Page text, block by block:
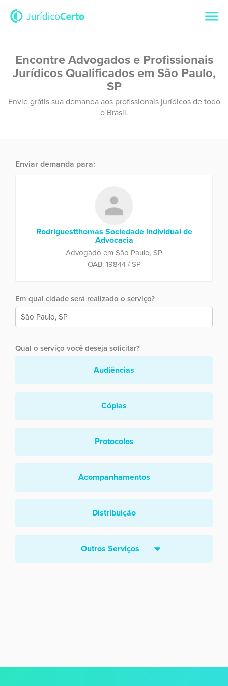
Encontre Advogados e Profissionais
Jurídicos Qualificados em São Paulo,
SP
Envie grátis sua demanda aos profissionais jurídicos de todo
o Brasil.
Enviar demanda para:
Rodriguestthomas Sociedade Individual de
Advocacia
Advogado em São Paulo, SP
OAB: 19844 / SP
Em qual cidade será realizado o serviço?
Qual o serviço você deseja solicitar?
Audiências
Cópias
Protocolos
Acompanhamentos
Distribuição
Outros Serviços